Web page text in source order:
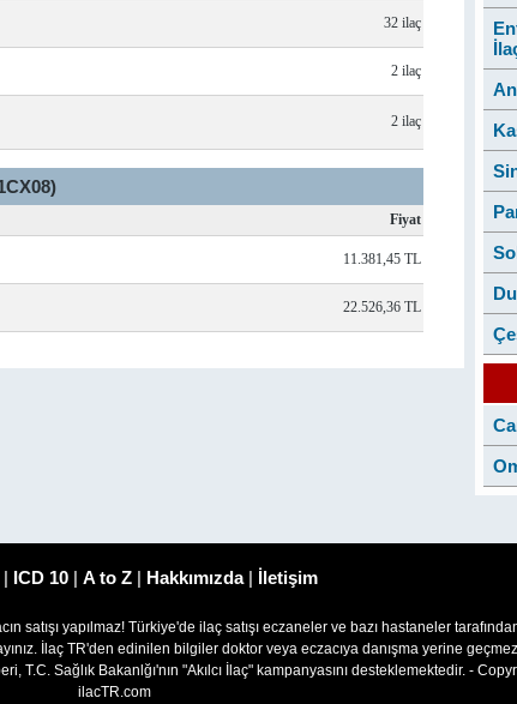
32 ilaç
2 ilaç
2 ilaç
Fiyat
11.381,45 TL
22.526,36 TL
| ICD 10 | A to Z | Hakkımızda| İletişim
satışı yapılmaz! Türkiye'de ilaç satışı eczaneler ve bazı hastaneler
İlaç TR'den edinilen bilgiler doktor veya eczacıya danışma yerine
T.C. Sağlık Bakanlğı'nın "Akılcı İlaç" kampanyasını desteklemektedir. -
ilacTR.com